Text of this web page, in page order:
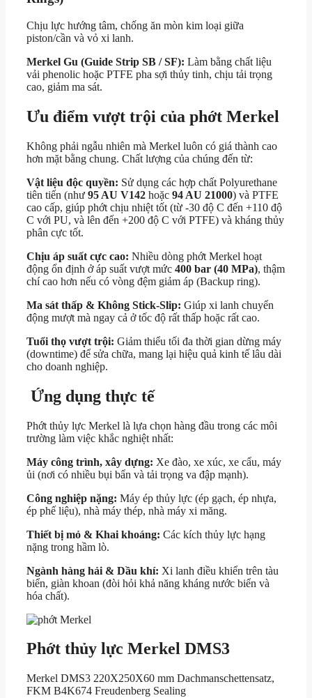
Chịu lực hướng tâm, chống ăn mòn kim loại giữa
piston/cần và vỏ xi lanh.
Merkel Gu (Guide Strip SB / SF): Làm bằng chất liệu
vải phenolic hoặc PTFE pha sợi thủy tinh, chịu tải trọng
cao, giảm ma sát.
Ưu điểm vượt trội của phớt Merkel
Không phải ngẫu nhiên mà Merkel luôn có giá thành cao
hơn mặt bằng chung. Chất lượng của chúng đến từ:
Vật liệu độc quyền: Sử dụng các hợp chất Polyurethane
tiên tiến (như 95 AU V142 hoặc 94 AU 21000) và PTFE
cao cấp, giúp phớt chịu nhiệt tốt (từ -30 độ C đến +110 độ
C với PU, và lên đến +200 độ C với PTFE) và kháng thủy
phân cực tốt.
Chịu áp suất cực cao: Nhiều dòng phớt Merkel hoạt
động ổn định ở áp suất vượt mức 400 bar (40 MPa), thậm
chí cao hơn nếu có vòng đệm giảm áp (Backup ring).
Ma sát thấp & Không Stick-Slip: Giúp xi lanh chuyển
động mượt mà ngay cả ở tốc độ rất thấp hoặc rất cao.
Tuổi thọ vượt trội: Giảm thiểu tối đa thời gian dừng máy
(downtime) để sửa chữa, mang lại hiệu quả kinh tế lâu dài
cho doanh nghiệp.
Ứng dụng thực tế
Phớt thủy lực Merkel là lựa chọn hàng đầu trong các môi
trường làm việc khắc nghiệt nhất:
Máy công trình, xây dựng: Xe đào, xe xúc, xe cẩu, máy
ủi (nơi có nhiều bụi bẩn và tải trọng va đập mạnh).
Công nghiệp nặng: Máy ép thủy lực (ép gạch, ép nhựa,
ép phế liệu), nhà máy thép, nhà máy xi măng.
Thiết bị mỏ & Khai khoáng: Các kích thủy lực hạng
nặng trong hầm lò.
Ngành hàng hải & Dầu khí: Xi lanh điều khiển trên tàu
biển, giàn khoan (đòi hỏi khả năng kháng nước biển và
hóa chất).
Phớt thủy lực Merkel DMS3
Merkel DMS3 220X250X60 mm Dachmanschettensatz,
FKM B4K674 Freudenberg Sealing